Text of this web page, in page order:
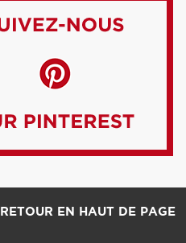
RETOUR EN HAUT DE PAGE